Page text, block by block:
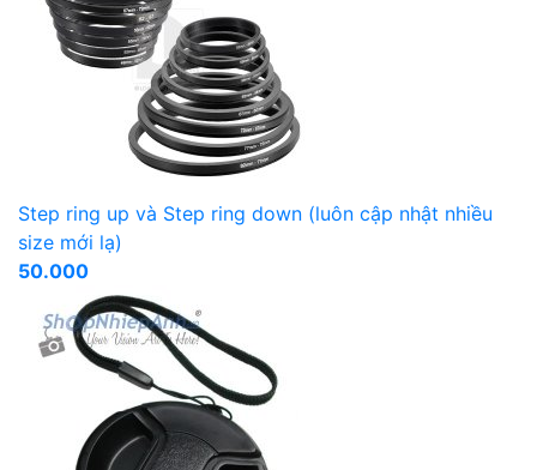
Step ring up và Step ring down (luôn cập nhật nhiều
size mới lạ)
50.000